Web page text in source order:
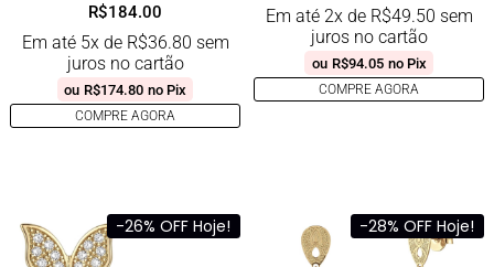
R$184.00
Em até 5x de R$36.80 sem
juros no cartão
ou R$174.80 no Pix
COMPRE AGORA
Em até 2x de R$49.50 sem
juros no cartão
ou R$94.05 no Pix
COMPRE AGORA
-26% OFF Hoje! -28% OFF Hoje!